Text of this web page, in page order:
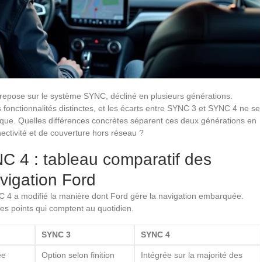
sur le système SYNC, décliné en plusieurs générations.
distinctes, et les écarts entre SYNC 3 et SYNC 4 ne se
Quelles différences concrètes séparent ces deux générations en
et de couverture hors réseau ?
4 : tableau comparatif des
Ford
4 a modifié la manière dont Ford gère la navigation embarquée.
points qui comptent au quotidien.
SYNC 3 SYNC 4
Option selon finition Intégrée sur la majorité des